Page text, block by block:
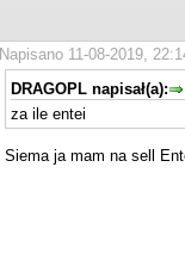
Napisano 11-08-2019,
DRAGOPL napisał(a):
za ile entei
Siema ja mam na sell